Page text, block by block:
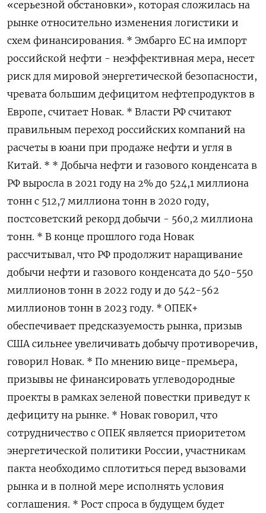
«серьезной обстановки», которая сложилась на
рынке относительно изменения логистики и
схем финансирования. * Эмбарго ЕС на импорт
российской нефти - неэффективная мера, несет
риск для мировой энергетической безопасности,
чревата большим дефицитом нефтепродуктов в
Европе, считает Новак. * Власти РФ считают
правильным переход российских компаний на
расчеты в юани при продаже нефти и угля в
Китай. * * Добыча нефти и газового конденсата в
РФ выросла в 2021 году на 2% до 524,1 миллиона
тонн с 512,7 миллиона тонн в 2020 году,
постсоветский рекорд добычи - 560,2 миллиона
тонн. * В конце прошлого года Новак
рассчитывал, что РФ продолжит наращивание
добычи нефти и газового конденсата до 540-550
миллионов тонн в 2022 году и до 542-562
миллионов тонн в 2023 году. * ОПЕК+
обеспечивает предсказуемость рынка, призыв
США сильнее увеличивать добычу противоречив,
говорил Новак. * По мнению вице-премьера,
призывы не финансировать углеводородные
проекты в рамках зеленой повестки приведут к
дефициту на рынке. * Новак говорил, что
сотрудничество с ОПЕК является приоритетом
энергетической политики России, участникам
пакта необходимо сплотиться перед вызовами
рынка и в полной мере исполнять условия
соглашения. * Рост спроса в будущем будет